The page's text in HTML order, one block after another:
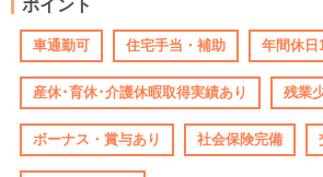
ポイント
車通勤可 住宅手当・補助 年間休日
産休･育休･介護休暇取得実績あり 残業
ボーナス・賞与あり 社会保険完備